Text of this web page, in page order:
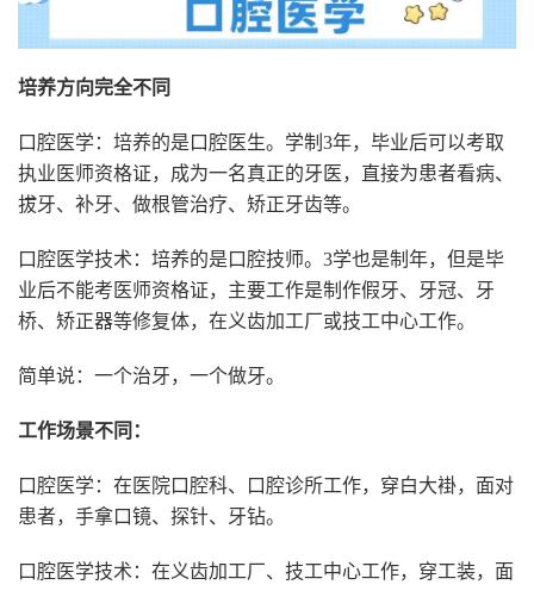
培养方向完全不同
口腔医学：培养的是口腔医生。学制3年，毕业后可以考取
执业医师资格证，成为一名真正的牙医，直接为患者看病、
拔牙、补牙、做根管治疗、矫正牙齿等。
口腔医学技术：培养的是口腔技师。3学也是制年，但是毕
业后不能考医师资格证，主要工作是制作假牙、牙冠、牙
桥、矫正器等修复体，在义齿加工厂或技工中心工作。
简单说：一个治牙，一个做牙。
工作场景不同：
口腔医学：在医院口腔科、口腔诊所工作，穿白大褂，面对
患者，手拿口镜、探针、牙钻。
口腔医学技术：在义齿加工厂、技工中心工作，穿工装，面